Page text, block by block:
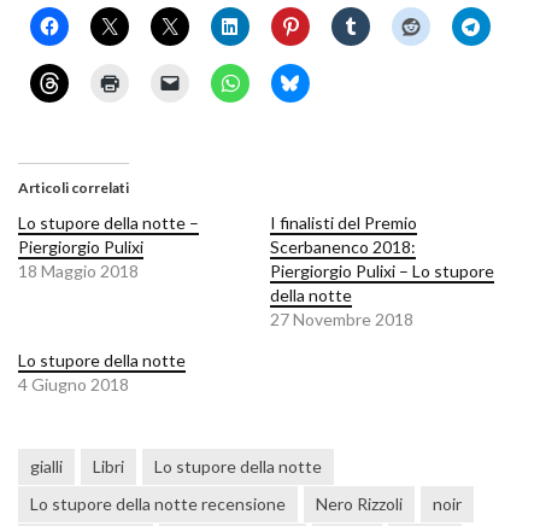
Articoli correlati
Lo stupore della notte –
Piergiorgio Pulixi
18 Maggio 2018
I finalisti del Premio
Scerbanenco 2018:
Piergiorgio Pulixi – Lo stupore
della notte
27 Novembre 2018
Lo stupore della notte
4 Giugno 2018
gialli Libri
Lo stupore della notte
Lo stupore della notte recensione
Nero Rizzoli noir